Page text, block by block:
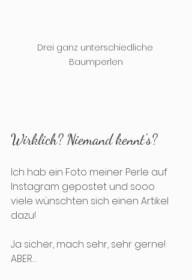
Drei ganz unterschiedliche
Baumperlen
Wirklich? Niemand kennt's?
Ich hab ein Foto meiner Perle auf
Instagram gepostet und sooo
viele wünschten sich einen Artikel
dazu!
Ja sicher, mach sehr, sehr gerne!
ABER…